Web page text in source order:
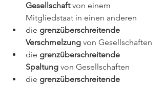
Gesellschaft von einem
Mitgliedstaat in einen anderen
die grenzüberschreitende
Verschmelzung von Gesellschaften
die grenzüberschreitende
Spaltung von Gesellschaften
die grenzüberschreitende